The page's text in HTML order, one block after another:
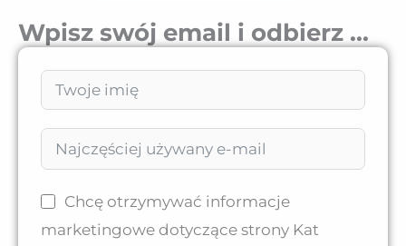
Wpisz swój email i odbierz ...
Chcę otrzymywać informacje
marketingowe dotyczące strony Kat